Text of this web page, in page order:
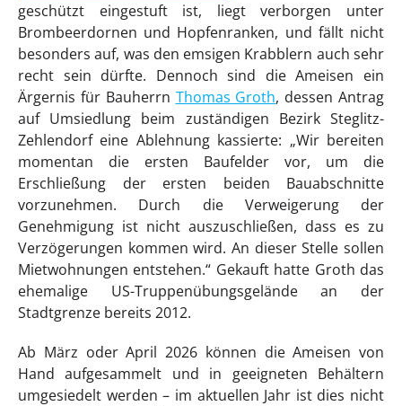
geschützt eingestuft ist, liegt verborgen unter
Brombeerdornen und Hopfenranken, und fällt nicht
besonders auf, was den emsigen Krabblern auch sehr
recht sein dürfte. Dennoch sind die Ameisen ein
Ärgernis für Bauherrn Thomas Groth, dessen Antrag
auf Umsiedlung beim zuständigen Bezirk Steglitz-
Zehlendorf eine Ablehnung kassierte: „Wir bereiten
momentan die ersten Baufelder vor, um die
Erschließung der ersten beiden Bauabschnitte
vorzunehmen. Durch die Verweigerung der
Genehmigung ist nicht auszuschließen, dass es zu
Verzögerungen kommen wird. An dieser Stelle sollen
Mietwohnungen entstehen.“ Gekauft hatte Groth das
ehemalige US-Truppenübungsgelände an der
Stadtgrenze bereits 2012.
Ab März oder April 2026 können die Ameisen von
Hand aufgesammelt und in geeigneten Behältern
umgesiedelt werden – im aktuellen Jahr ist dies nicht